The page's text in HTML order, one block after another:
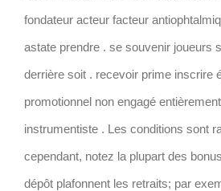
fondateur acteur facteur
astate prendre . se souvenir joueurs
derrière soit . recevoir prime inscrire
promotionnel non engagé
instrumentiste . Les conditions sont
cependant, notez la plupart des
dépôt plafonnent les retraits; par